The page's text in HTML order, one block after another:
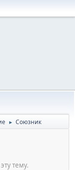
► Союзник
тему.